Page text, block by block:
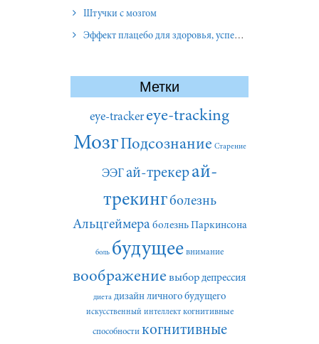
Штучки с мозгом
Эффект плацебо для здоровья, успеха и отношений
Метки
eye-tracker eye-tracking
МозгПодсознание Старение
ЭЭГай-трекерай-
трекингболезнь
Альцгеймера болезнь Паркинсона
боль будущее внимание
воображение выбор депрессия
диета дизайн личного будущего
искусственный интеллект когнитивные
способности когнитивные